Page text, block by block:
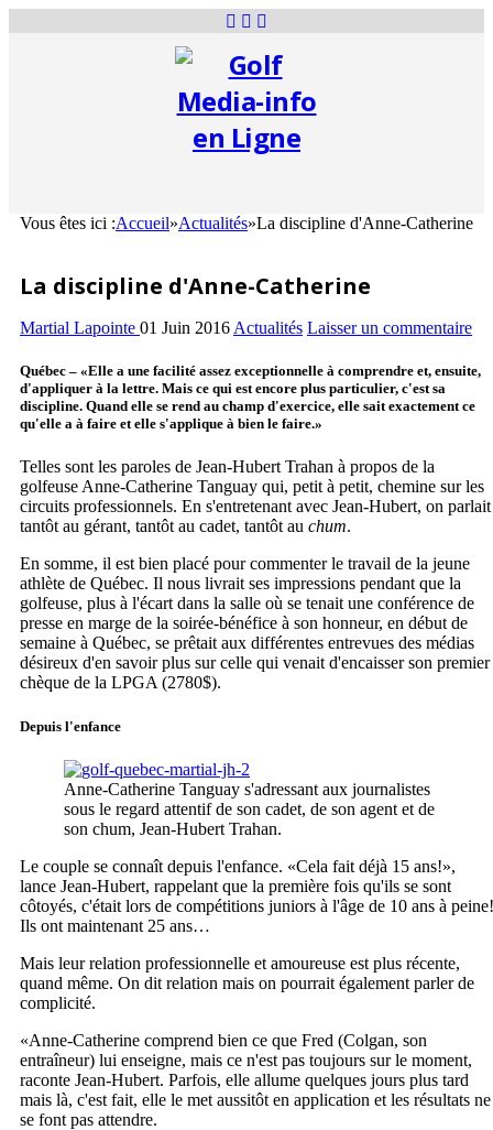
Vous êtes ici :Accueil»Actualités»La discipline d'Anne-Catherine
La discipline d'Anne-Catherine
Martial Lapointe 01 Juin 2016 Actualités Laisser un commentaire
Québec – «Elle a une facilité assez exceptionnelle à comprendre et, ensuite,
d'appliquer à la lettre. Mais ce qui est encore plus particulier, c'est sa
discipline. Quand elle se rend au champ d'exercice, elle sait exactement ce
qu'elle a à faire et elle s'applique à bien le faire.»
Telles sont les paroles de Jean-Hubert Trahan à propos de la
golfeuse Anne-Catherine Tanguay qui, petit à petit, chemine sur les
circuits professionnels. En s'entretenant avec Jean-Hubert, on parlait
tantôt au gérant, tantôt au cadet, tantôt au chum.
En somme, il est bien placé pour commenter le travail de la jeune
athlète de Québec. Il nous livrait ses impressions pendant que la
golfeuse, plus à l'écart dans la salle où se tenait une conférence de
presse en marge de la soirée-bénéfice à son honneur, en début de
semaine à Québec, se prêtait aux différentes entrevues des médias
désireux d'en savoir plus sur celle qui venait d'encaisser son premier
chèque de la LPGA (2780$).
Depuis l'enfance
Anne-Catherine Tanguay s'adressant aux journalistes
sous le regard attentif de son cadet, de son agent et de
son chum, Jean-Hubert Trahan.
Le couple se connaît depuis l'enfance. «Cela fait déjà 15 ans!»,
lance Jean-Hubert, rappelant que la première fois qu'ils se sont
côtoyés, c'était lors de compétitions juniors à l'âge de 10 ans à peine!
Ils ont maintenant 25 ans…
Mais leur relation professionnelle et amoureuse est plus récente,
quand même. On dit relation mais on pourrait également parler de
complicité.
«Anne-Catherine comprend bien ce que Fred (Colgan, son
entraîneur) lui enseigne, mais ce n'est pas toujours sur le moment,
raconte Jean-Hubert. Parfois, elle allume quelques jours plus tard
mais là, c'est fait, elle le met aussitôt en application et les résultats ne
se font pas attendre.